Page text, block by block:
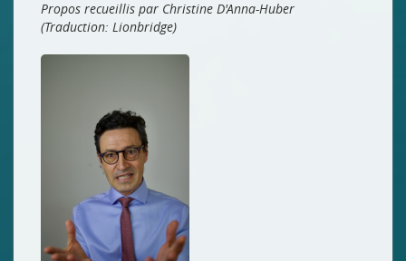
Propos recueillis par Christine D'Anna-Huber
(Traduction: Lionbridge)